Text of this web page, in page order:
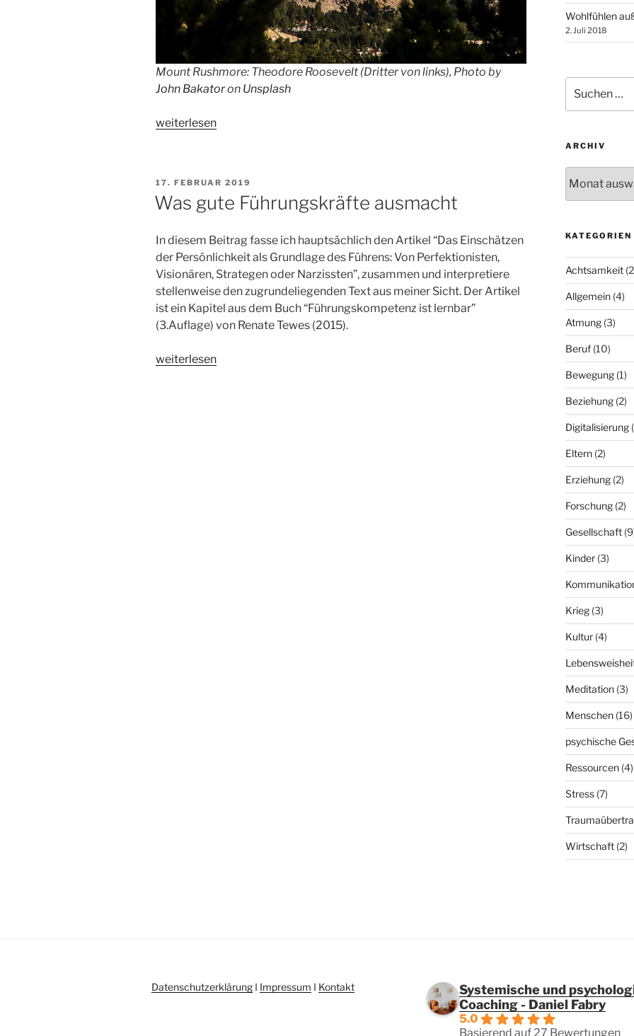
Mount Rushmore: Theodore Roosevelt (Dritter von links), Photo by
John Bakatoron Unsplash
„Führungskonzepte
weiterlesen
VERÖFFENTLICHT
AM
17. FEBRUAR 2019
Was gute Führungskräfte ausmacht
In diesem Beitrag fasse ich hauptsächlich den Artikel “Das Einschätzen
der Persönlichkeit als Grundlage des Führens: Von Perfektionisten,
Visionären, Strategen oder Narzissten”, zusammen und interpretiere
stellenweise den zugrundeliegenden Text aus meiner Sicht. Der Artikel
ist ein Kapitel aus dem Buch “Führungskompetenz ist lernbar”
(3.Auflage) von Renate Tewes (2015).
„Was
weiterlesen
Wohlfühlen
2. Juli 2018
nach:
ARCHIV
KATEGORIEN
Achtsamkeit
Allgemein(4)
Atmung(3)
Beruf(10)
Bewegung(1)
Beziehung(2)
Digitalisierung
Eltern(2)
Erziehung(2)
Forschung(2)
Gesellschaft
Kinder(3)
Krieg(3)
Kultur(4)
Meditation(3)
Menschen(16)
psychische
Ressourcen(4)
Stress(7)
Wirtschaft(2)
Datenschutzerklärung I Impressum I Kontakt
Systemische und
Coaching - Daniel Fabry
5.0
Basierend auf 27 Bewertungen